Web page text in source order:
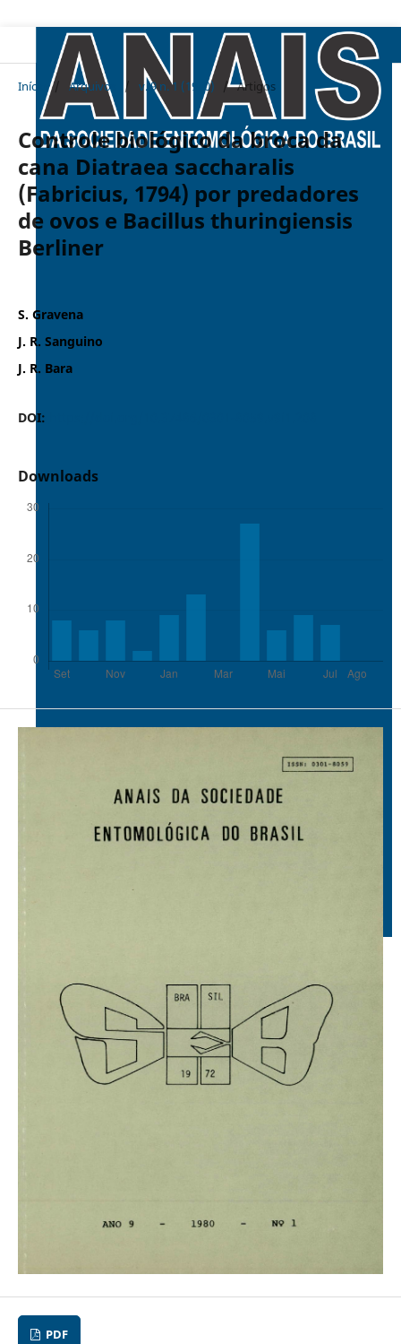
Início / Arquivos / v. 9 n. 1 (1980) / Artigos
Controle biológico da broca da
cana Diatraea saccharalis
(Fabricius, 1794) por predadores
de ovos e Bacillus thuringiensis
Berliner
S. Gravena
J. R. Sanguino
J. R. Bara
DOI:
Downloads
PDF